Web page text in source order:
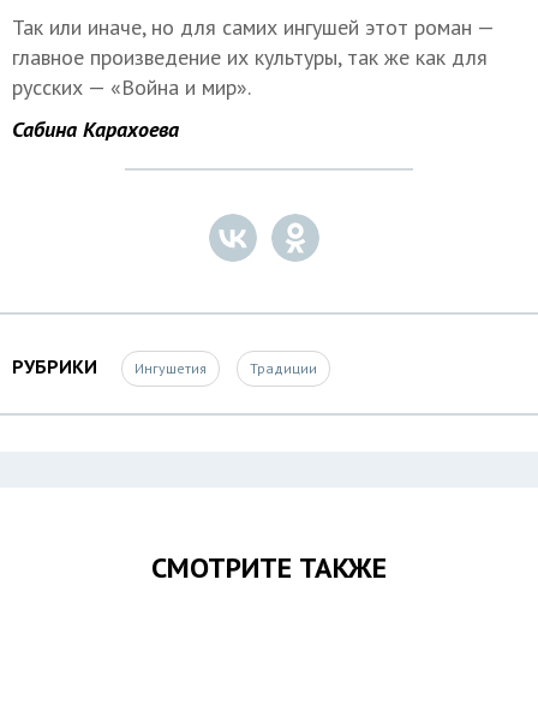
Так или иначе, но для самих ингушей этот роман —
главное произведение их культуры, так же как для
русских — «Война и мир».
Сабина Карахоева
РУБРИКИ Ингушетия Традиции
СМОТРИТЕ ТАКЖЕ